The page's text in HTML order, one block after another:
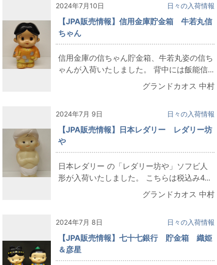
2024年7月10日 日々の入荷情報
【JPA販売情報】信用金庫貯金箱 牛若丸信
ちゃん
信用金庫の信ちゃん貯金箱、牛若丸姿の信ち
ゃんが入荷いたしました。 背中には飯能信...
グランドカオス 中村
2024年7月 9日 日々の入荷情報
【JPA販売情報】日本レダリー レダリー坊
や
日本レダリー の「レダリー坊や」ソフビ人
形が入荷いたしました。 こちらは税込み4...
グランドカオス 中村
2024年7月 8日 日々の入荷情報
【JPA販売情報】七十七銀行 貯金箱 織姫
＆彦星